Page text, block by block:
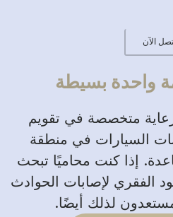
الآن
واحدة بسيطة
متخصصة في تقويم
السيارات في منطقة
إذا كنت محاميًا تبحث
الفقري لإصابات الحوادث
لذلك أيضًا.